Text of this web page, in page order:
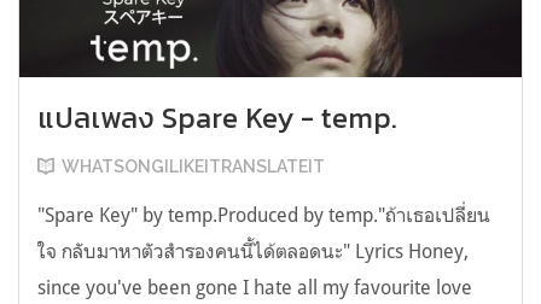
แปลเพลง Spare Key - temp.
WHATSONGILIKEITRANSLATEIT
"Spare Key" by temp.Produced by temp."ถ้าเธอเปลี่ยน
ใจ กลับมาหาตัวสำรองคนนี้ได้ตลอดนะ" Lyrics Honey,
since you've been gone I hate all my favourite love